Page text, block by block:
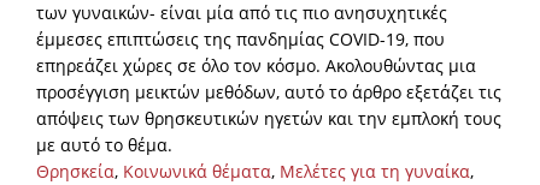
των γυναικών- είναι μία από τις πιο ανησυχητικές
έμμεσες επιπτώσεις της πανδημίας COVID-19, που
επηρεάζει χώρες σε όλο τον κόσμο. Ακολουθώντας μια
προσέγγιση μεικτών μεθόδων, αυτό το άρθρο εξετάζει τις
απόψεις των θρησκευτικών ηγετών και την εμπλοκή τους
με αυτό το θέμα.
Θρησκεία, Κοινωνικά θέματα, Μελέτες για τη γυναίκα,